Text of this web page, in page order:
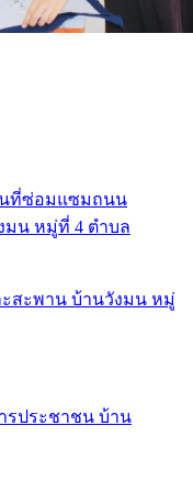
สะพาน บ้านวังมน หมู่